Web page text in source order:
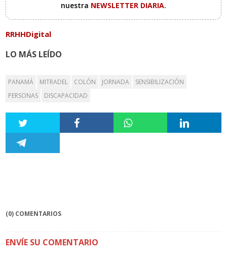
nuestra NEWSLETTER DIARIA.
RRHHDigital
LO MÁS LEÍDO
PANAMÁ MITRADEL COLÓN JORNADA
SENSIBILIZACIÓN
PERSONAS
DISCAPACIDAD
(0) COMENTARIOS
ENVÍE SU COMENTARIO